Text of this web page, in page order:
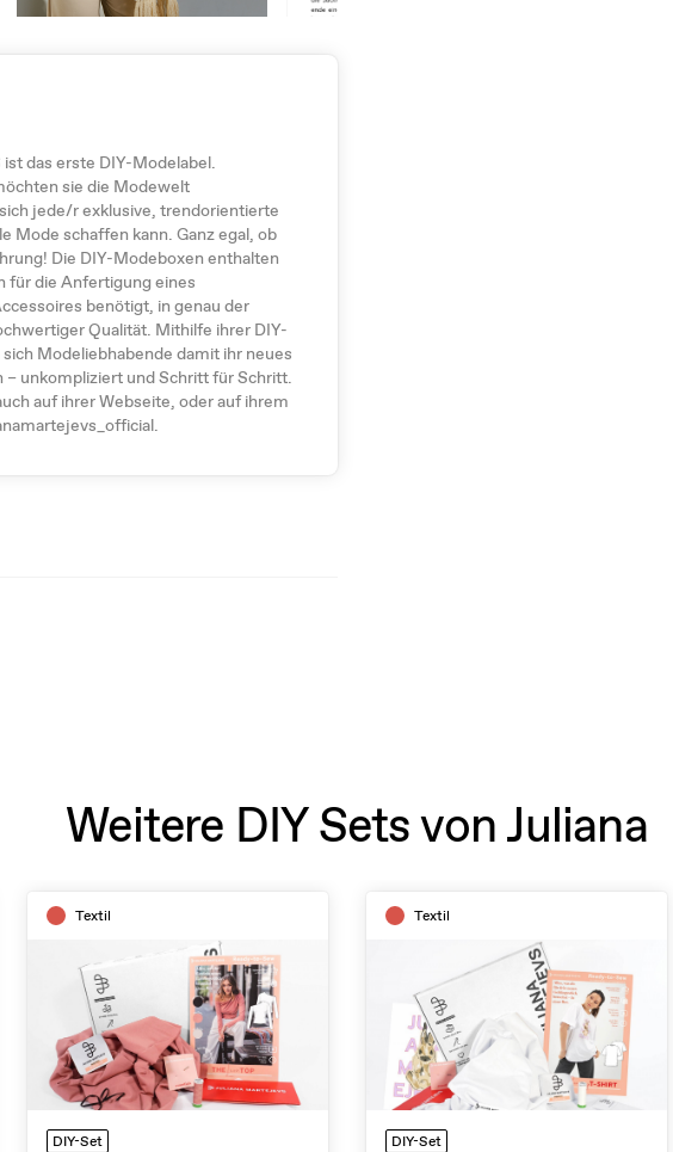
das erste DIY-Modelabel.
sie die Modewelt
jede/r exklusive, trendorientierte
Mode schaffen kann. Ganz egal, ob
Die DIY-Modeboxen enthalten
für die Anfertigung eines
benötigt, in genau der
Qualität. Mithilfe ihrer DIY-
Modeliebhabende damit ihr neues
– unkompliziert und Schritt für Schritt.
auf ihrer Webseite, oder auf ihrem
Weitere DIY Sets von Juliana
Textil
DIY-Set
Textil
DIY-Set